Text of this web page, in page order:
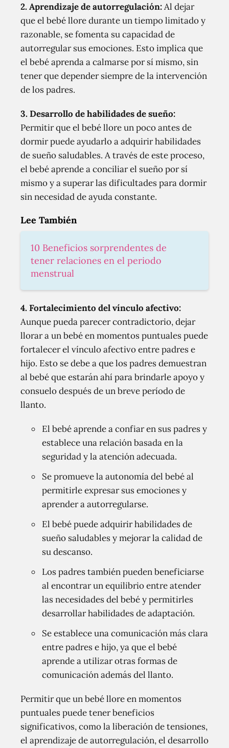
2. Aprendizaje de autorregulación:Al dejar
que el bebé llore durante un tiempo limitado y
razonable, se fomenta su capacidad de
autorregular sus emociones. Esto implica que
el bebé aprenda a calmarse por sí mismo, sin
tener que depender siempre de la intervención
de los padres.
3. Desarrollo de habilidades de sueño:
Permitir que el bebé llore un poco antes de
dormir puede ayudarlo a adquirir habilidades
de sueño saludables. A través de este proceso,
el bebé aprende a conciliar el sueño por sí
mismo y a superar las dificultades para dormir
sin necesidad de ayuda constante.
Lee También
10 Beneficios sorprendentes de
tener relaciones en el periodo
menstrual
4. Fortalecimiento del vínculo afectivo:
Aunque pueda parecer contradictorio, dejar
llorar a un bebé en momentos puntuales puede
fortalecer el vínculo afectivo entre padres e
hijo. Esto se debe a que los padres demuestran
al bebé que estarán ahí para brindarle apoyo y
consuelo después de un breve período de
llanto.
El bebé aprende a confiar en sus padres y
establece una relación basada en la
seguridad y la atención adecuada.
Se promueve la autonomía del bebé al
permitirle expresar sus emociones y
aprender a autorregularse.
El bebé puede adquirir habilidades de
sueño saludables y mejorar la calidad de
su descanso.
Los padres también pueden beneficiarse
al encontrar un equilibrio entre atender
las necesidades del bebé y permitirles
desarrollar habilidades de adaptación.
Se establece una comunicación más clara
entre padres e hijo, ya que el bebé
aprende a utilizar otras formas de
comunicación además del llanto.
Permitir que un bebé llore en momentos
puntuales puede tener beneficios
significativos, como la liberación de tensiones,
el aprendizaje de autorregulación, el desarrollo